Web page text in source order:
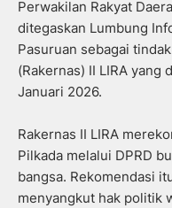
Perwakilan Rakyat
ditegaskan Lumbung
Pasuruan sebagai
(Rakernas) II LIRA yang
Januari 2026.
Rakernas II LIRA
Pilkada melalui DPRD
bangsa. Rekomendasi
menyangkut hak politik